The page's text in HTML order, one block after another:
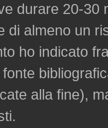
durare 20-30
di almeno un
ho indicato
alla fine),